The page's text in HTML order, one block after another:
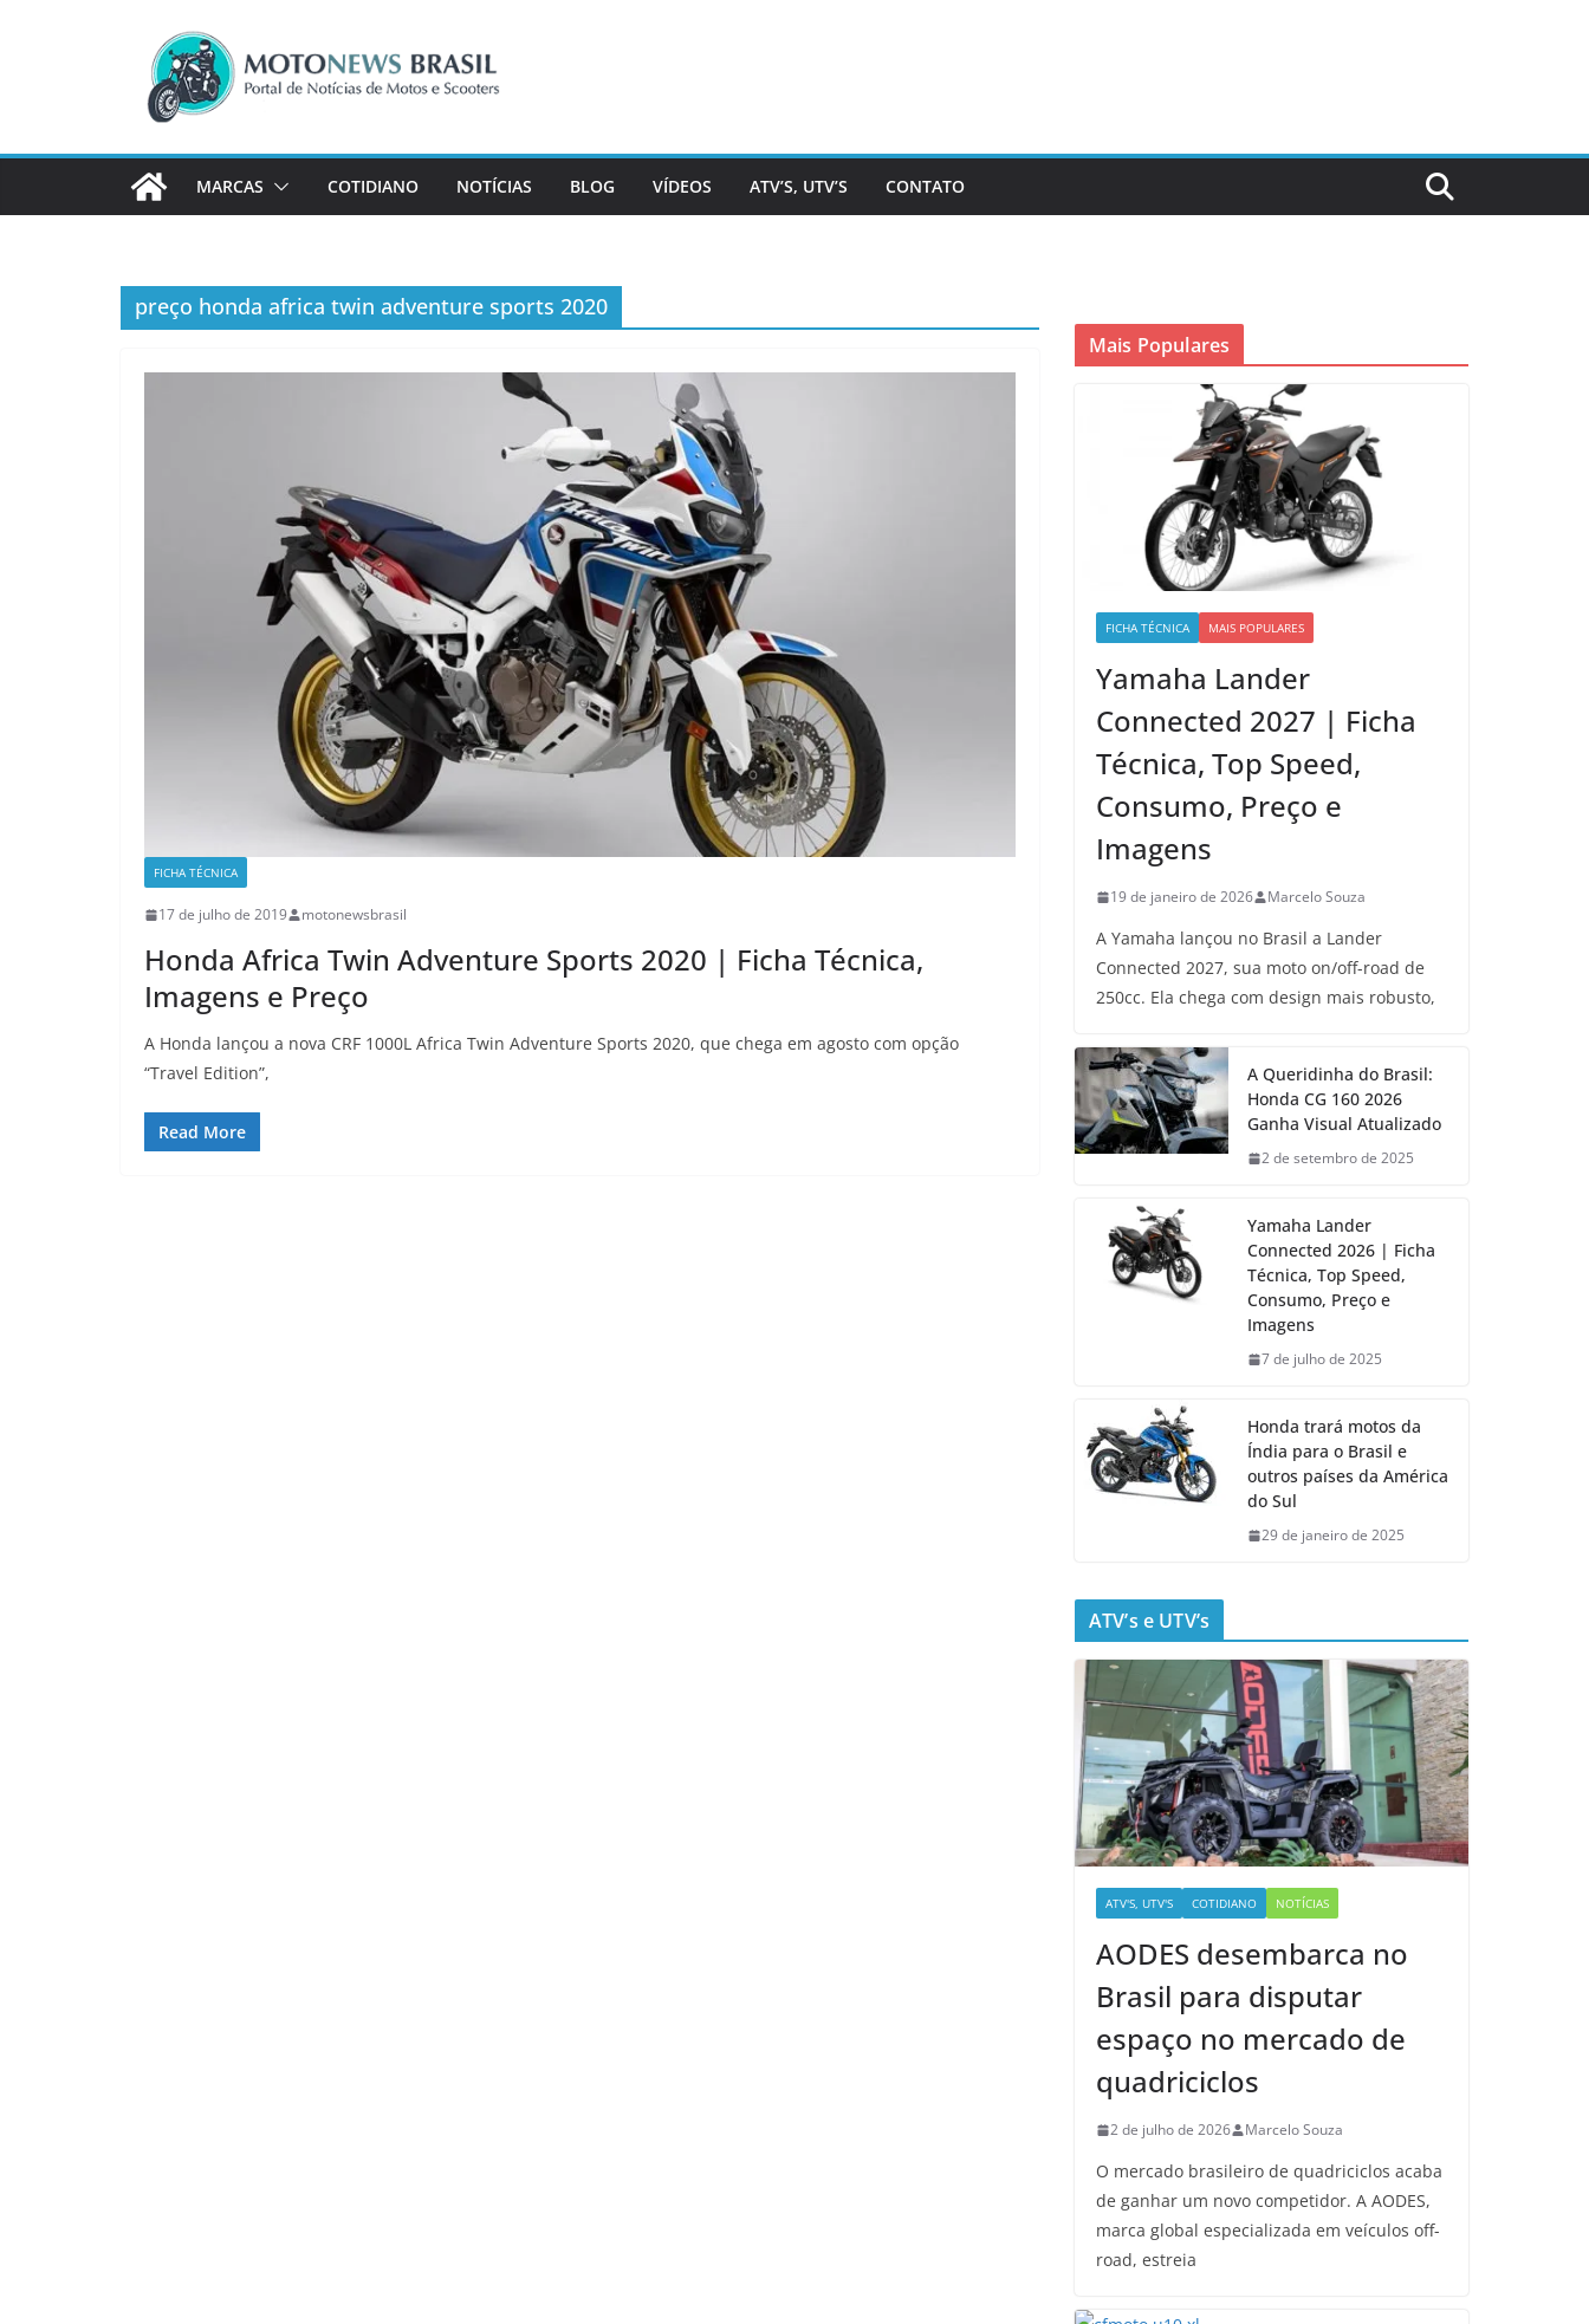
MARCAS COTIDIANO NOTÍCIAS BLOG VÍDEOS ATV’S, UTV’S CONTATO
preço honda africa twin adventure sports 2020
FICHA TÉCNICA
17 de julho de 2019 motonewsbrasil
Honda Africa Twin Adventure Sports 2020 | Ficha Técnica,
Imagens e Preço
A Honda lançou a nova CRF 1000L Africa Twin Adventure Sports 2020, que chega em agosto com opção
“Travel Edition”,
Read More
Mais Populares
FICHA TÉCNICA MAIS POPULARES
Yamaha Lander
Connected 2027 | Ficha
Técnica, Top Speed,
Consumo, Preço e
Imagens
19 de janeiro de 2026 Marcelo Souza
A Yamaha lançou no Brasil a Lander
Connected 2027, sua moto on/off-road de
250cc. Ela chega com design mais robusto,
A Queridinha do Brasil:
Honda CG 160 2026
Ganha Visual Atualizado
2 de setembro de 2025
Yamaha Lander
Connected 2026 | Ficha
Técnica, Top Speed,
Consumo, Preço e
Imagens
7 de julho de 2025
Honda trará motos da
Índia para o Brasil e
outros países da América
do Sul
29 de janeiro de 2025
ATV’s e UTV’s
ATV'S, UTV'S COTIDIANO NOTÍCIAS
AODES desembarca no
Brasil para disputar
espaço no mercado de
quadriciclos
2 de julho de 2026 Marcelo Souza
O mercado brasileiro de quadriciclos acaba
de ganhar um novo competidor. A AODES,
marca global especializada em veículos off-
road, estreia